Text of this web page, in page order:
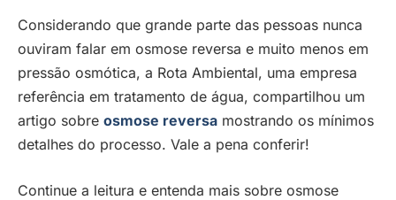
Considerando que grande parte das pessoas nunca
ouviram falar em osmose reversa e muito menos em
pressão osmótica, a Rota Ambiental, uma empresa
referência em tratamento de água, compartilhou um
artigo sobre osmose reversa mostrando os mínimos
detalhes do processo. Vale a pena conferir!
Continue a leitura e entenda mais sobre osmose